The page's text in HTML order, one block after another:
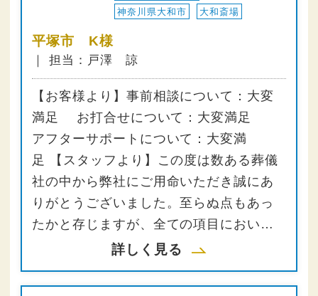
神奈川県大和市
大和斎場
平塚市 K様
｜ 担当：戸澤 諒
【お客様より】事前相談について：大変
満足 お打合せについて：大変満足
アフターサポートについて：大変満
足 【スタッフより】この度は数ある葬儀
社の中から弊社にご用命いただき誠にあ
りがとうございました。至らぬ点もあっ
たかと存じますが、全ての項目におい…
詳しく見る